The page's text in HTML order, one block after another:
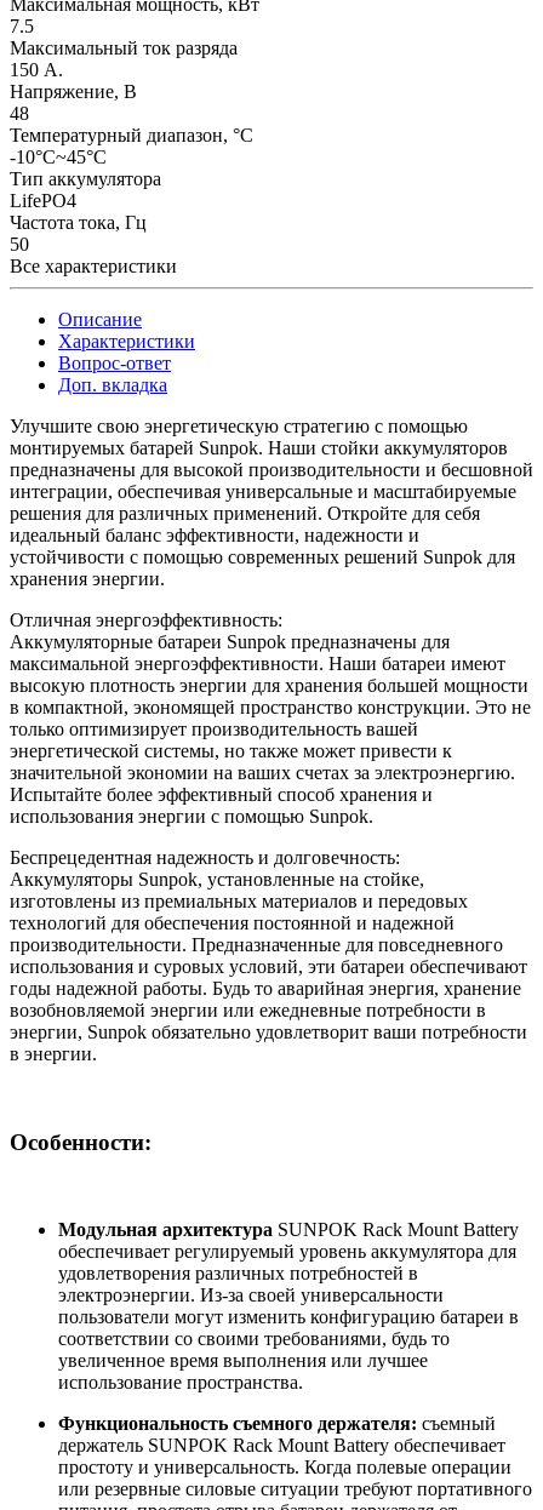
7.5
Максимальный ток разряда
150 А.
Напряжение, В
48
Температурный диапазон, °C
-10°C~45°C
Тип аккумулятора
LifePO4
Частота тока, Гц
50
Все характеристики
Описание
Характеристики
Вопрос-ответ
Доп. вкладка
Улучшите свою энергетическую стратегию с помощью
монтируемых батарей Sunpok. Наши стойки аккумуляторов
предназначены для высокой производительности и бесшовной
интеграции, обеспечивая универсальные и масштабируемые
решения для различных применений. Откройте для себя
идеальный баланс эффективности, надежности и
устойчивости с помощью современных решений Sunpok для
хранения энергии.
Отличная энергоэффективность:
Аккумуляторные батареи Sunpok предназначены для
максимальной энергоэффективности. Наши батареи имеют
высокую плотность энергии для хранения большей мощности
в компактной, экономящей пространство конструкции. Это не
только оптимизирует производительность вашей
энергетической системы, но также может привести к
значительной экономии на ваших счетах за электроэнергию.
Испытайте более эффективный способ хранения и
использования энергии с помощью Sunpok.
Беспрецедентная надежность и долговечность:
Аккумуляторы Sunpok, установленные на стойке,
изготовлены из премиальных материалов и передовых
технологий для обеспечения постоянной и надежной
производительности. Предназначенные для повседневного
использования и суровых условий, эти батареи обеспечивают
годы надежной работы. Будь то аварийная энергия, хранение
возобновляемой энергии или ежедневные потребности в
энергии, Sunpok обязательно удовлетворит ваши потребности
в энергии.
Особенности:
Модульная архитектура SUNPOK Rack Mount Battery
обеспечивает регулируемый уровень аккумулятора для
удовлетворения различных потребностей в
электроэнергии. Из-за своей универсальности
пользователи могут изменить конфигурацию батареи в
соответствии со своими требованиями, будь то
увеличенное время выполнения или лучшее
использование пространства.
Функциональность съемного держателя: съемный
держатель SUNPOK Rack Mount Battery обеспечивает
простоту и универсальность. Когда полевые операции
или резервные силовые ситуации требуют портативного